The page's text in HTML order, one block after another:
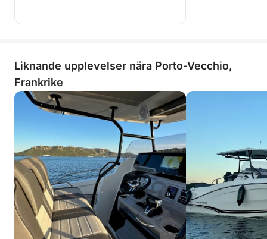
Liknande upplevelser nära Porto-Vecchio,
Frankrike